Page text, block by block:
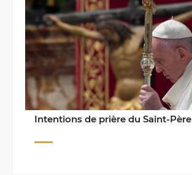
Intentions de prière du Saint-Père